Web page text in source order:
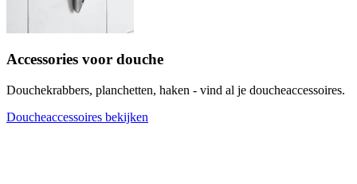
Accessories voor douche
Douchekrabbers, planchetten, haken - vind al je doucheaccessoires.
Doucheaccessoires bekijken